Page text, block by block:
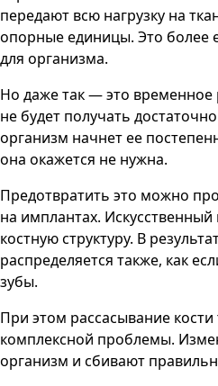
передают всю нагрузку на
опорные единицы. Это более
для организма.
Но даже так — это временное
не будет получать
организм начнет ее
она окажется не нужна.
Предотвратить это можно
на имплантах.
костную структуру. В
распределяется также, как
зубы.
При этом рассасывание кости
комплексной проблемы.
организм и сбивают